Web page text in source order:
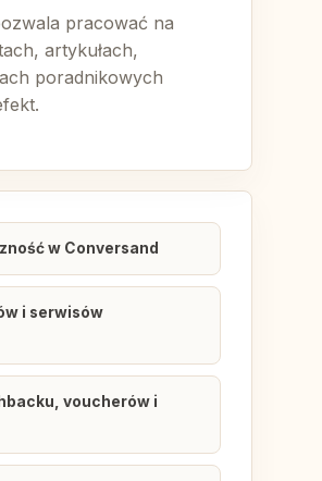
pracować na
artykułach,
poradnikowych
w Conversand
i serwisów
voucherów i